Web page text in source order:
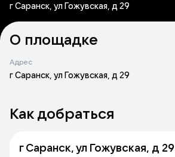
г Саранск, ул Гожувская, д 29
О площадке
Адрес
г Саранск, ул Гожувская, д 29
Как добраться
г Саранск, ул Гожувская, д 29